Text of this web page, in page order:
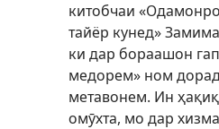
китобчаи
тайёр кунед»
ки дар бораашон
медорем» ном
метавонем. Ин
омӯхта, мо дар